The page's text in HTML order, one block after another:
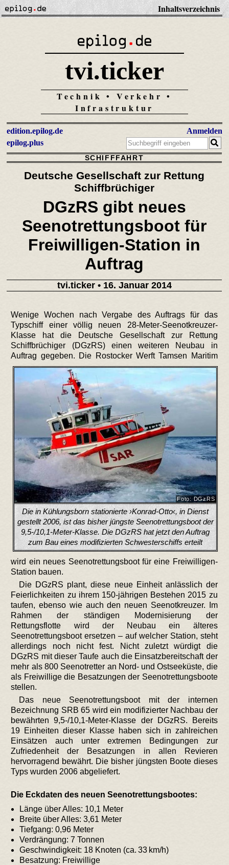
Inhaltsverzeichnis
tvi.ticker
Technik • Verkehr •
Infrastruktur
edition.epilog.de
epilog.plus
Anmelden
SCHIFFFAHRT
Deutsche Gesellschaft zur Rettung
Schiffbrüchiger
DGzRS gibt neues
Seenotrettungsboot für
Freiwilligen-Station in
Auftrag
tvi.ticker• 16. Januar 2014
Wenige Wochen nach Vergabe des Auftrags für das
Typschiff einer völlig neuen 28-Meter-Seenotkreuzer-
Klasse hat die Deutsche Gesellschaft zur Rettung
Schiffbrüchiger (DGzRS) einen weiteren Neubau in
Auftrag gegeben.
Foto: DGzRS
Die in Kühlungsborn stationierte›Konrad-Otto‹, in Dienst
gestellt 2006, ist das bisher jüngste Seenotrettungsboot der
9,5-/10,1-Meter-Klasse. Die DGzRS hat jetzt den Auftrag
zum Bau eines modifizierten Schwesterschiffs erteilt
Die Rostocker Werft Tamsen Maritim
wird ein neues Seenotrettungsboot für eine Freiwilligen-
Station bauen.
Die DGzRS plant, diese neue Einheit anlässlich der
Feierlichkeiten zu ihrem 150-jährigen Bestehen 2015 zu
taufen, ebenso wie auch den neuen Seenotkreuzer. Im
Rahmen der ständigen Modernisierung der
Rettungsflotte wird der Neubau ein älteres
Seenotrettungsboot ersetzen – auf welcher Station, steht
allerdings noch nicht fest. Nicht zuletzt würdigt die
DGzRS mit dieser Taufe auch die Einsatzbereitschaft der
mehr als 800 Seenotretter an Nord- und Ostseeküste, die
als Freiwillige die Besatzungen der Seenotrettungsboote
stellen.
Das neue Seenotrettungsboot mit der internen
Bezeichnung SRB 65 wird ein modifizierter Nachbau der
bewährten 9,5-/10,1-Meter-Klasse der DGzRS. Bereits
19 Einheiten dieser Klasse haben sich in zahlreichen
Einsätzen auch unter extremen Bedingungen zur
Zufriedenheit der Besatzungen in allen Revieren
hervorragend bewährt. Die bisher jüngsten Boote dieses
Typs wurden 2006 abgeliefert.
Die Eckdaten des neuen Seenotrettungsbootes:
Länge über Alles: 10,1 Meter
Breite über Alles: 3,61 Meter
Tiefgang: 0,96 Meter
Verdrängung: 7 Tonnen
Geschwindigkeit: 18 Knoten (ca. 33 km/h)
Besatzung: Freiwillige